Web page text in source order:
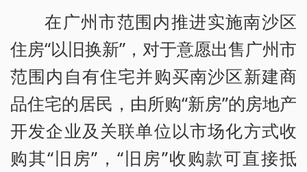
在广州市范围内推进实施南沙区
住房“以旧换新”，对于意愿出售广州市
范围内自有住宅并购买南沙区新建商
品住宅的居民，由所购“新房”的房地产
开发企业及关联单位以市场化方式收
购其“旧房”，“旧房”收购款可直接抵